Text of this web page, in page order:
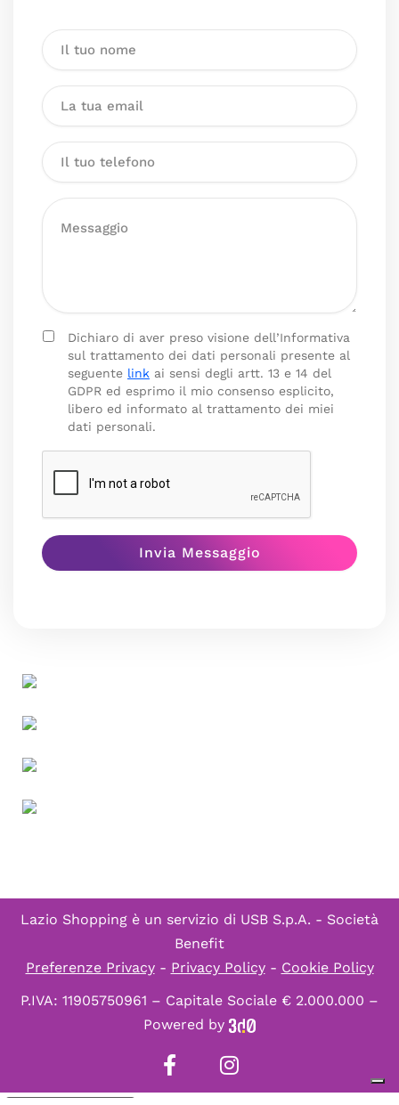
Dichiaro di aver preso visione dell’Informativa
sul trattamento dei dati personali presente al
seguente link ai sensi degli artt. 13 e 14 del
GDPR ed esprimo il mio consenso esplicito,
libero ed informato al trattamento dei miei
dati personali.
Lazio Shopping è un servizio di USB S.p.A. - Società
Benefit
Preferenze Privacy- Privacy Policy- Cookie Policy
P.IVA: 11905750961 – Capitale Sociale € 2.000.000 –
Powered by